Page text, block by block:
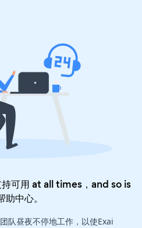
可用 at all times，and so is
助中心。
队昼夜不停地工作，以使Exai